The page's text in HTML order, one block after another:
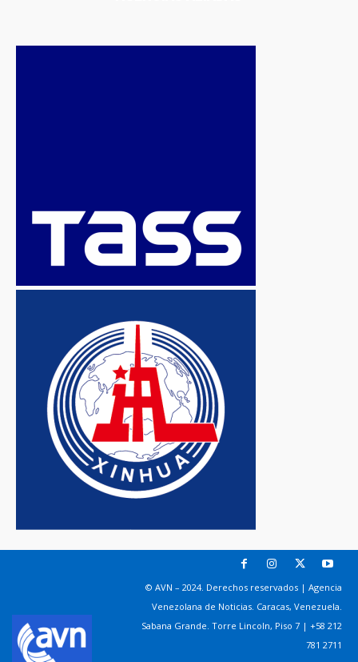
© AVN – 2024. Derechos reservados | Agencia
Venezolana de Noticias. Caracas, Venezuela.
Sabana Grande. Torre Lincoln, Piso 7 | +58 212
781 2711